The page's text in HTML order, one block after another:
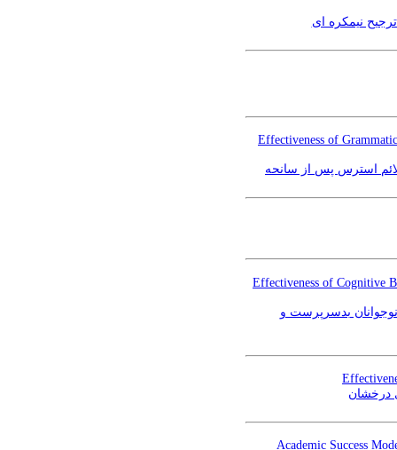
نیمکره ای
Effectiveness of
استرس پس از سانحه
Effectiveness of Cognitive
بدسرپرست و
درخشان
Academic Success